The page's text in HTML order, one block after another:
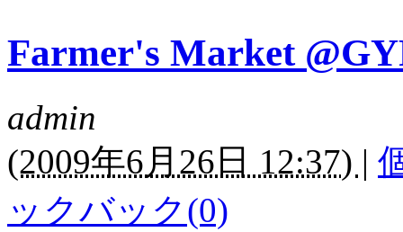
Farmer's Market
admin
(2009年6月26日 12:37) |
ックバック(0)